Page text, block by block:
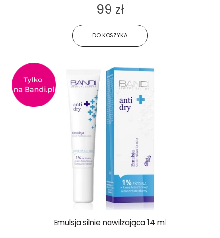
DO KOSZYKA
99 zł
Emulsja silnie nawilżająca 14 ml